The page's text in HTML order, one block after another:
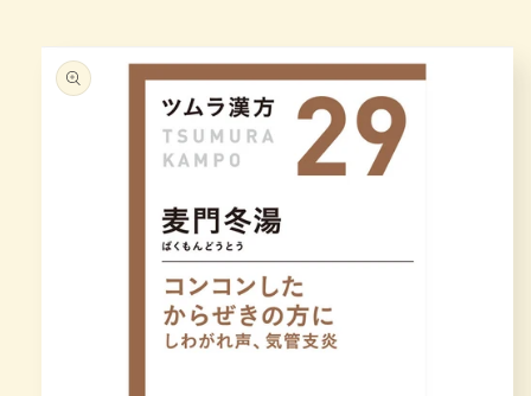
品信息